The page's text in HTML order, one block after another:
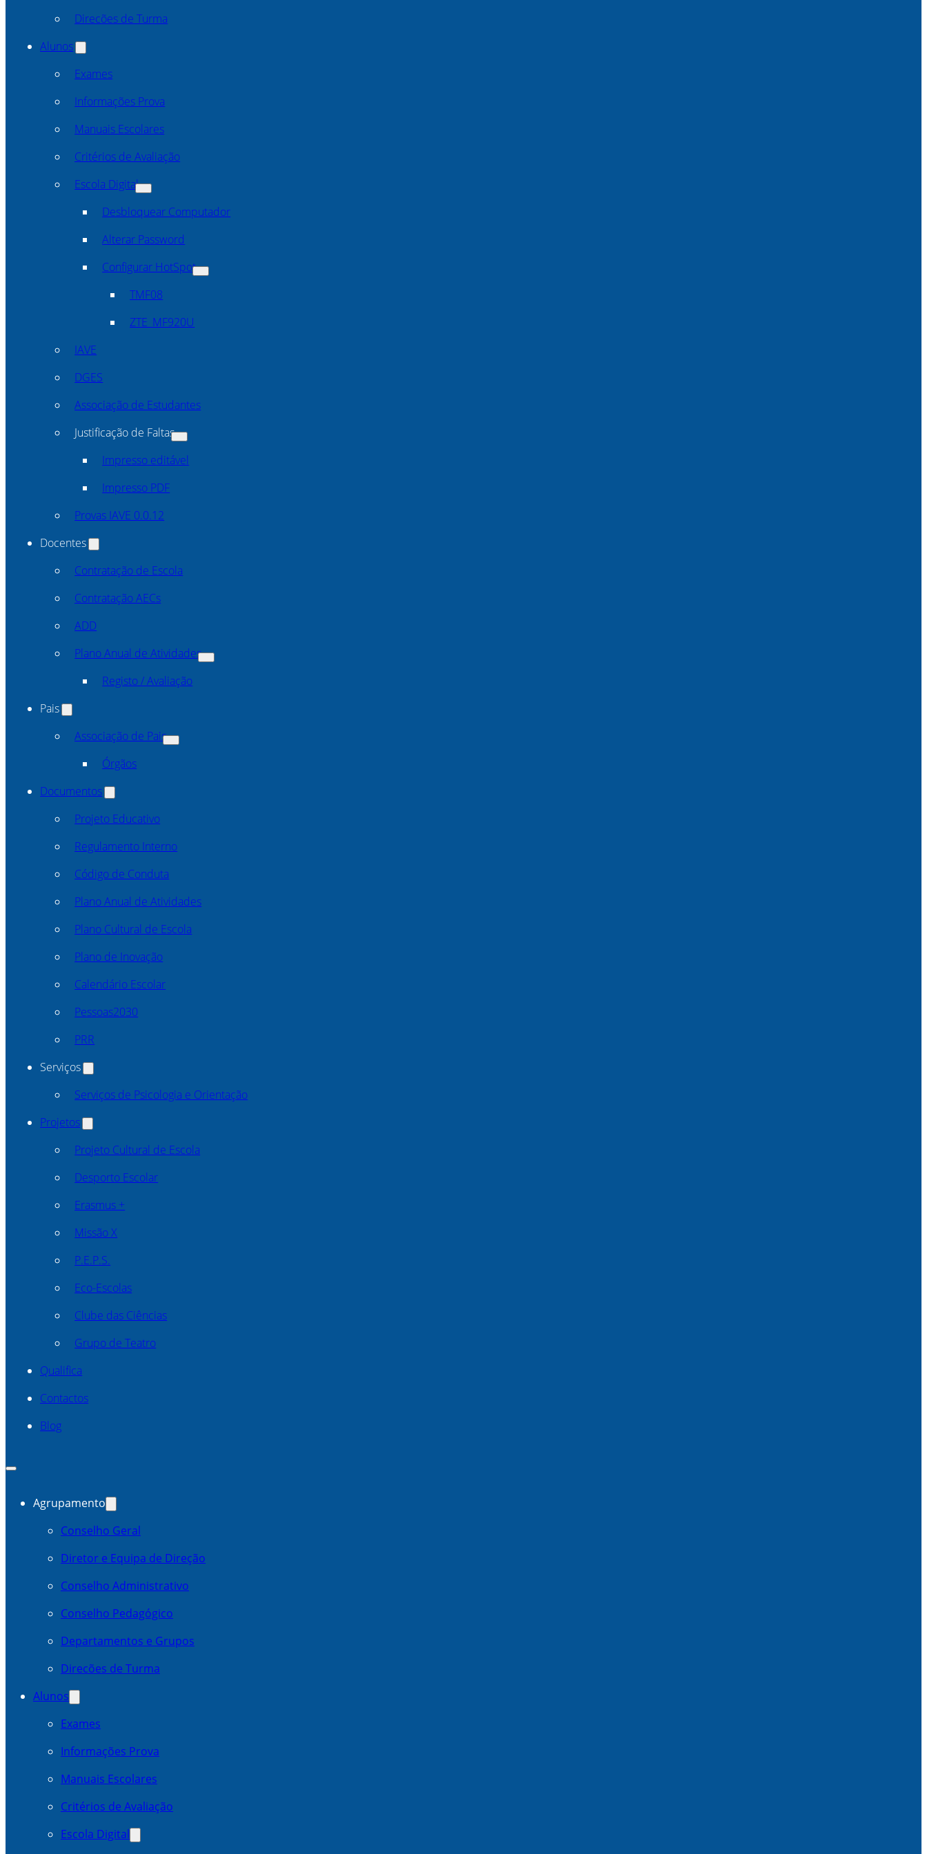
Direcões de Turma
Alunos
Exames
Informações Prova
Manuais Escolares
Critérios de Avaliação
Escola Digital
Desbloquear Computador
Alterar Password
Configurar HotSpot
TMF08
ZTE_MF920U
IAVE
DGES
Associação de Estudantes
Justificação de Faltas
Impresso editável
Impresso PDF
Provas IAVE 0.0.12
Docentes
Contratação de Escola
Contratação AECs
ADD
Plano Anual de Atividades
Registo / Avaliação
Pais
Associação de Pais
Órgãos
Documentos
Projeto Educativo
Regulamento Interno
Código de Conduta
Plano Anual de Atividades
Plano Cultural de Escola
Plano de Inovação
Calendário Escolar
Pessoas2030
PRR
Serviços
Serviços de Psicologia e Orientação
Projetos
Projeto Cultural de Escola
Desporto Escolar
Erasmus +
Missão X
P.E.P.S.
Eco-Escolas
Clube das Ciências
Grupo de Teatro
Qualifica
Contactos
Blog
Agrupamento
Conselho Geral
Diretor e Equipa de Direção
Conselho Administrativo
Conselho Pedagógico
Departamentos e Grupos
Direcões de Turma
Alunos
Exames
Informações Prova
Manuais Escolares
Critérios de Avaliação
Escola Digital